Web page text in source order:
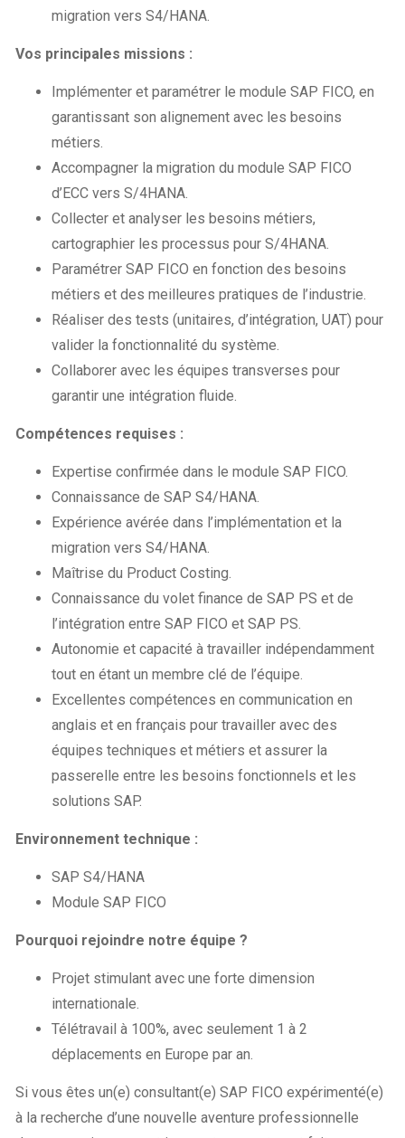
migration vers S4/HANA.
Vos principales missions :
Implémenter et paramétrer le module SAP FICO, en
garantissant son alignement avec les besoins
métiers.
Accompagner la migration du module SAP FICO
d’ECC vers S/4HANA.
Collecter et analyser les besoins métiers,
cartographier les processus pour S/4HANA.
Paramétrer SAP FICO en fonction des besoins
métiers et des meilleures pratiques de l’industrie.
Réaliser des tests (unitaires, d’intégration, UAT) pour
valider la fonctionnalité du système.
Collaborer avec les équipes transverses pour
garantir une intégration fluide.
Compétences requises :
Expertise confirmée dans le module SAP FICO.
Connaissance de SAP S4/HANA.
Expérience avérée dans l’implémentation et la
migration vers S4/HANA.
Maîtrise du Product Costing.
Connaissance du volet finance de SAP PS et de
l’intégration entre SAP FICO et SAP PS.
Autonomie et capacité à travailler indépendamment
tout en étant un membre clé de l’équipe.
Excellentes compétences en communication en
anglais et en français pour travailler avec des
équipes techniques et métiers et assurer la
passerelle entre les besoins fonctionnels et les
solutions SAP.
Environnement technique :
SAP S4/HANA
Module SAP FICO
Pourquoi rejoindre notre équipe ?
Projet stimulant avec une forte dimension
internationale.
Télétravail à 100%, avec seulement 1 à 2
déplacements en Europe par an.
Si vous êtes un(e) consultant(e) SAP FICO expérimenté(e)
à la recherche d’une nouvelle aventure professionnelle